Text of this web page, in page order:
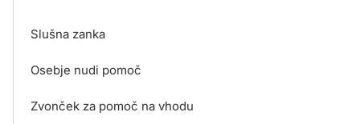
Slušna zanka
Osebje nudi pomoč
Zvonček za pomoč na vhodu